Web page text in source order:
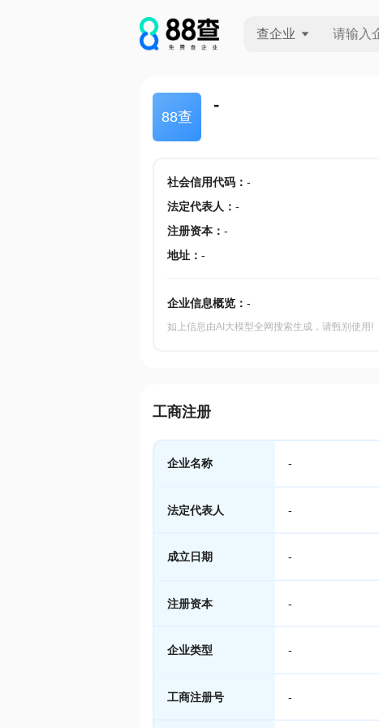
查企业
88查
-
社会信用代码： -
法定代表人 ： -
注册资本： -
地址： -
企业信息概览： -
如上信息由AI大模型全网搜索生成，请甄别使用!
工商注册
企业名称 -
法定代表人 -
成立日期 -
注册资本 -
企业类型 -
工商注册号 -